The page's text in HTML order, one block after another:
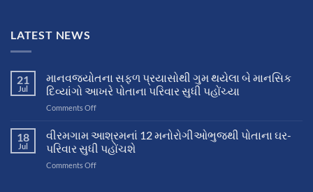
LATEST NEWS
21
Jul
માનવજ્યોતના સફળ પ્રયાસોથી ગુમ થયેલા બે માનસિક
દિવ્યાંગો આખરે પોતાના પરિવાર સુધી પહોંચ્યા
Comments Offon
સફળ
પ્રયાસોથી
ગુમ
થયેલા
18
Jul
વીરમગામ આશ્રમનાં 12 મનોરોગીઓભુજથી પોતાના ઘર-
પરિવાર સુધી પહોંચશે
Comments Offon